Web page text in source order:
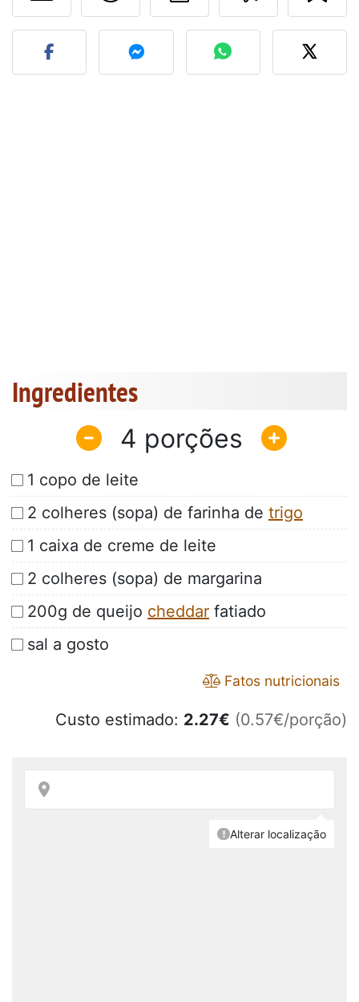
Fez esta receita?
Ingredientes
4
1 copo de leite
2 colheres (sopa) de farinha de trigo
1 caixa de creme de leite
2 colheres (sopa) de margarina
200g de queijo cheddar fatiado
sal a gosto
Fatos nutricionais
Custo estimado: 2.27€ (0.57€/porção)